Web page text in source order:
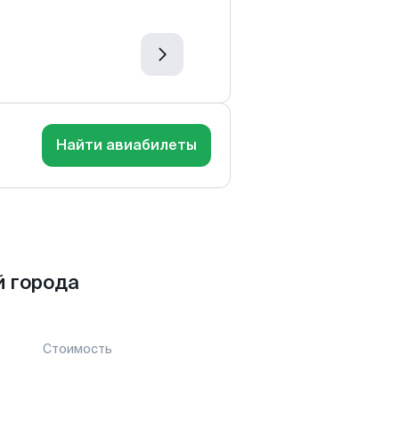
Найти авиабилеты
города
Стоимость